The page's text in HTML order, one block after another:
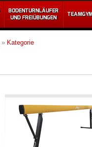
BODENTURNLÄUFER
UND FREIÜBUNGEN
» Kategorie